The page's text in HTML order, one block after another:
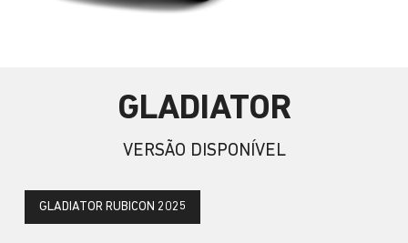
GLADIATOR
VERSÃO DISPONÍVEL
GLADIATOR RUBICON 2025